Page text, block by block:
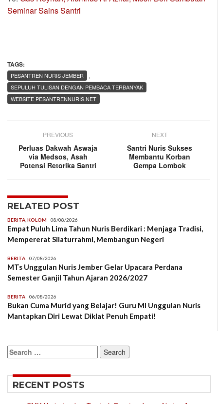
Seminar Sains Santri
TAGS:
,
PESANTREN NURIS JEMBER
SEPULUH TULISAN DENGAN PEMBACA TERBANYAK
WEBSITE PESANTRENNURIS.NET
PREVIOUS
Perluas Dakwah Aswaja
via Medsos, Asah
Potensi Retorika Santri
NEXT
Santri Nuris Sukses
Membantu Korban
Gempa Lombok
RELATED POST
BERITA,KOLOM 08/08/2026
Empat Puluh Lima Tahun Nuris Berdikari : Menjaga Tradisi,
Mempererat Silaturrahmi, Membangun Negeri
BERITA 07/08/2026
MTs Unggulan Nuris Jember Gelar Upacara Perdana
Semester Ganjil Tahun Ajaran 2026/2027
BERITA 06/08/2026
Bukan Cuma Murid yang Belajar! Guru MI Unggulan Nuris
Mantapkan Diri Lewat Diklat Penuh Empati!
Search
for:
RECENT POSTS